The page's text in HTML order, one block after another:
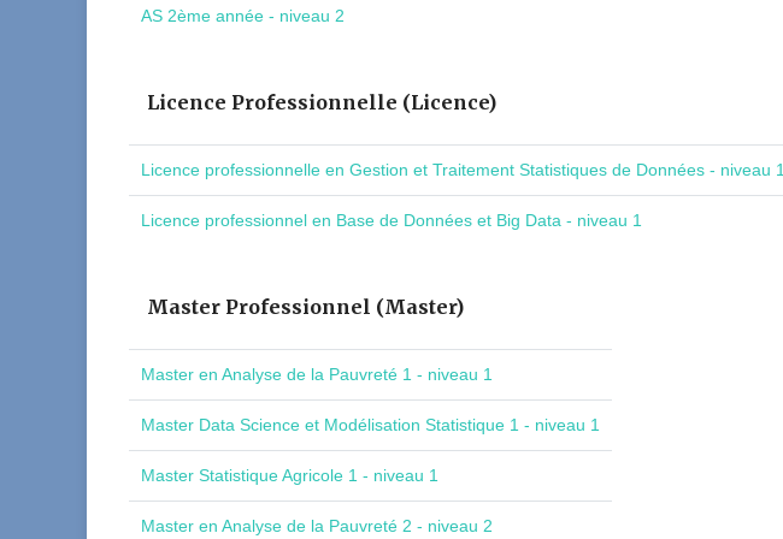
AS 2ème année - niveau 2
Licence Professionnelle (Licence)
Licence professionnelle en Gestion et Traitement Statistiques de Données - niveau 1
Licence professionnel en Base de Données et Big Data - niveau 1
Master Professionnel (Master)
Master en Analyse de la Pauvreté 1 - niveau 1
Master Data Science et Modélisation Statistique 1 - niveau 1
Master Statistique Agricole 1 - niveau 1
Master en Analyse de la Pauvreté 2 - niveau 2